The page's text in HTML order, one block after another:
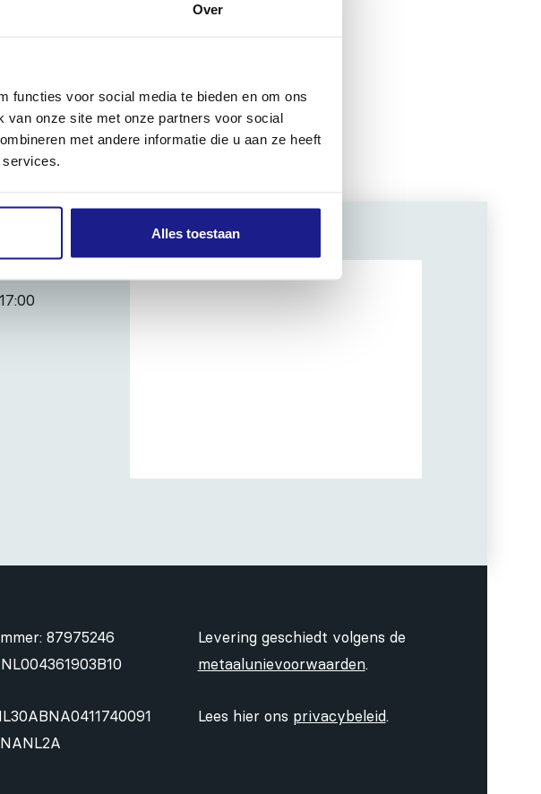
Over
functies voor social media te bieden en om ons
van onze site met onze partners voor social
met andere informatie die u aan ze heeft
Alles toestaan
87975246
Levering geschiedt volgens de
metaalunievoorwaarden.
Lees hier ons privacybeleid.